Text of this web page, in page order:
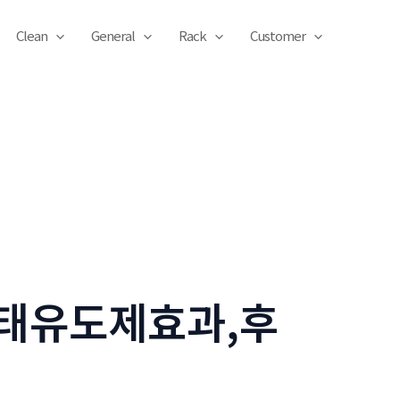
Clean General Rack Customer
유도제효과,후